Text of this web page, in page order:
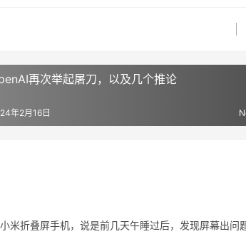
再次举起屠刀，以及几个推论
年2月16日
米折叠屏手机，说是前几天午睡过后，发现屏幕出问